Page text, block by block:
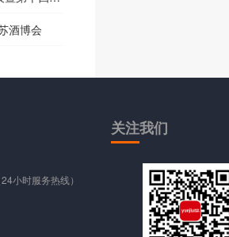
酒博会
24小时服务热线）
关注我们